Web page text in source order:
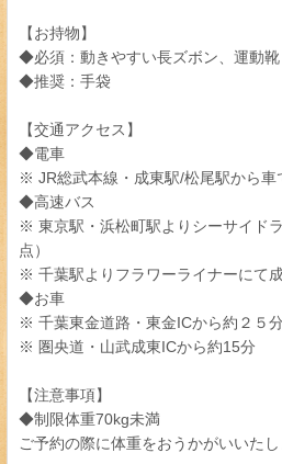
【お持物】
◆必須：動きやすい長ズボン、運動靴
◆推奨：手袋
【交通アクセス】
◆電車
※ JR総武本線・成東駅/松尾駅から車
◆高速バス
※ 東京駅・浜松町駅よりシーサイド
点）
※ 千葉駅よりフラワーライナーにて成
◆お車
※ 千葉東金道路・東金ICから約２５分
※ 圏央道・山武成東ICから約15分
【注意事項】
◆制限体重70kg未満
ご予約の際に体重をおうかがいいた